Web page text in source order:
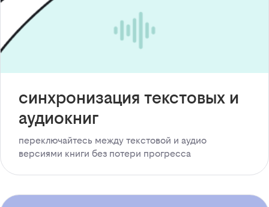
синхронизация текстовых и
аудиокниг
переключайтесь между текстовой и аудио
версиями книги без потери прогресса